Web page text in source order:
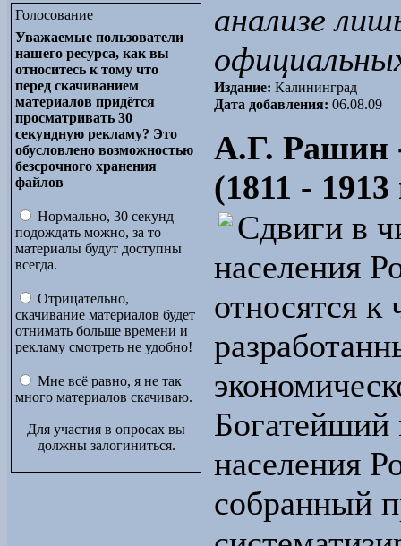
Голосование
Уважаемые пользователи
нашего ресурса, как вы
относитесь к тому что
перед скачиванием
материалов придётся
просматривать 30
секундную рекламу? Это
обусловлено возможностью
безсрочного хранения
файлов
Нормально, 30 секунд
подождать можно, за то
материалы будут доступны
всегда.
Отрицательно,
скачивание материалов будет
отнимать больше времени и
рекламу смотреть не удобно!
Мне всё равно, я не так
много материалов скачиваю.
Для участия в опросах вы
должны залогиниться.
анализе
Издание: Калининград
Дата добавления: 06.08.09
А.Г. Рашин -
(1811 - 1913
Сдвиги в
населения
относятся к
Богатейший
населения
собранный